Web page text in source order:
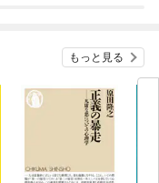
もっと見る